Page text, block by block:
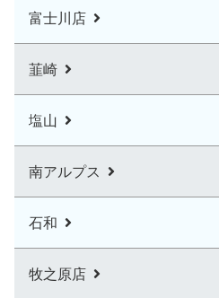
富士川店
韮崎
塩山
南アルプス
石和
牧之原店